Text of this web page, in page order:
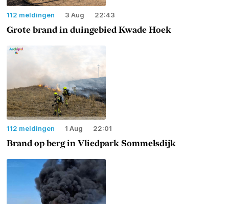
112 meldingen 3 Aug 22:43
Grote brand in duingebied Kwade Hoek
112 meldingen 1 Aug 22:01
Brand op berg in Vliedpark Sommelsdijk